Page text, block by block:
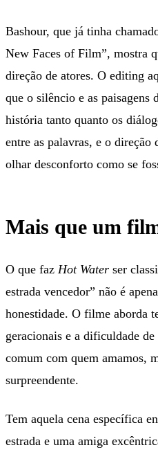
Bashour, que já tinha
New Faces of Film”, mostra
direção de atores. O editing
que o silêncio e as paisagens
história tanto quanto os
entre as palavras, e o direção
olhar desconforto como se
Mais que um
O que faz Hot Water ser
estrada vencedor” não é
honestidade. O filme aborda
geracionais e a dificuldade
comum com quem amamos,
surpreendente.
Tem aquela cena específica
estrada e uma amiga